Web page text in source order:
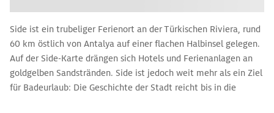
Side ist ein trubeliger Ferienort an der Türkischen Riviera, rund
60 km östlich von Antalya auf einer flachen Halbinsel gelegen.
Auf der Side-Karte drängen sich Hotels und Ferienanlagen an
goldgelben Sandstränden. Side ist jedoch weit mehr als ein Ziel
für Badeurlaub: Die Geschichte der Stadt reicht bis in die